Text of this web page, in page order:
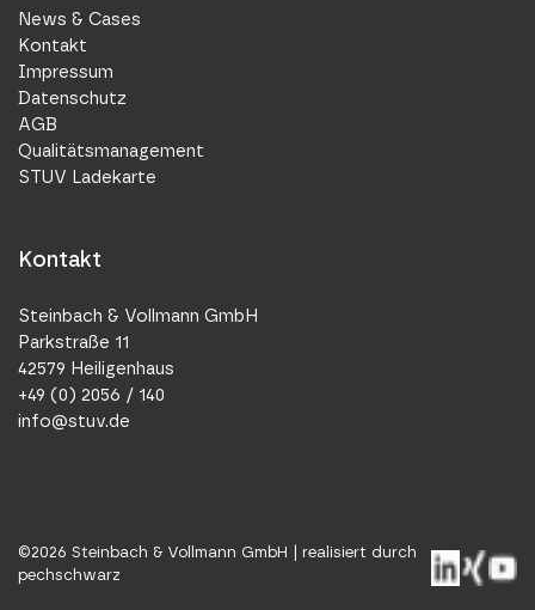
News & Cases
Kontakt
Impressum
Datenschutz
AGB
Qualitätsmanagement
STUV Ladekarte
Kontakt
Steinbach & Vollmann GmbH
Parkstraße 11
42579 Heiligenhaus
+49 (0) 2056 / 140
info@stuv.de
©2026 Steinbach & Vollmann GmbH | realisiert durch
pechschwarz